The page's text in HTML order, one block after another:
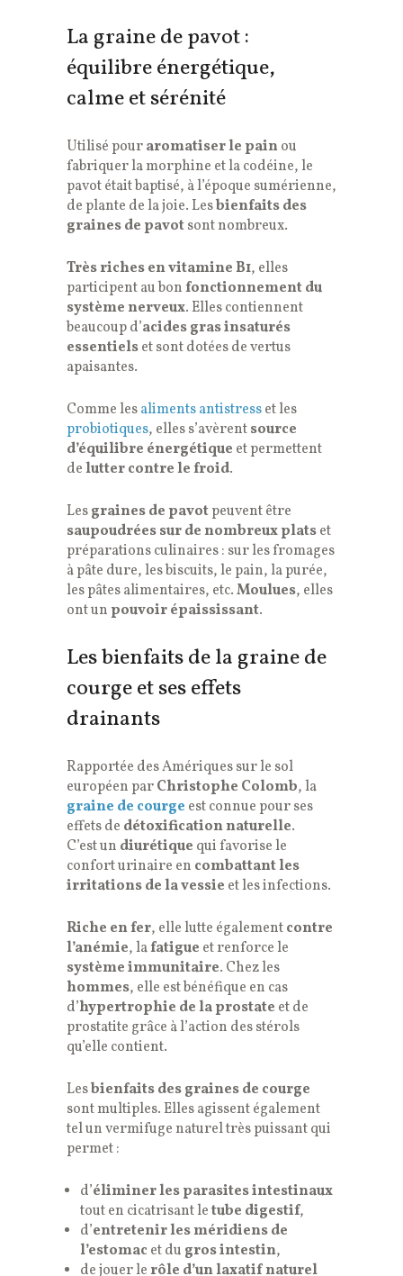
La graine de pavot :
équilibre énergétique,
calme et sérénité
Utilisé pouraromatiser le painou
fabriquer la morphine et la codéine, le
pavot était baptisé, à l’époque sumérienne,
de plante de la joie. Lesbienfaits des
graines de pavotsont nombreux.
Très riches en vitamine B1, elles
participent au bonfonctionnement du
système nerveux. Elles contiennent
beaucoup d’acides gras insaturés
essentielset sont dotées de vertus
apaisantes.
Comme lesaliments antistresset les
probiotiques, elles s’avèrentsource
d’équilibre énergétique et permettent
de lutter contre le froid.
Lesgraines de pavotpeuvent être
saupoudrées sur de nombreux platset
préparations culinaires : sur les fromages
à pâte dure, les biscuits, le pain, la purée,
les pâtes alimentaires, etc.Moulues, elles
ont un pouvoir épaississant.
Les bienfaits de la graine de
courge et ses effets
drainants
Rapportée des Amériques sur le sol
européen parChristophe Colomb, la
graine de courge est connue pour ses
effets de détoxification naturelle.
C’est un diurétique qui favorise le
confort urinaire en combattant les
irritations de la vessie et les infections.
Riche en fer, elle lutte égalementcontre
l’anémie, lafatigue et renforce le
système immunitaire. Chez les
hommes, elle est bénéfique en cas
d’hypertrophie de la prostate et de
prostatite grâce à l’action des stérols
qu’elle contient.
Lesbienfaits des graines de courge
sont multiples. Elles agissent également
tel un vermifuge naturel très puissant qui
permet :
d’éliminer les parasites intestinaux
tout en cicatrisant letube digestif,
d’entretenir les méridiens de
l’estomac et du gros intestin,
de jouer lerôle d’un laxatif naturel